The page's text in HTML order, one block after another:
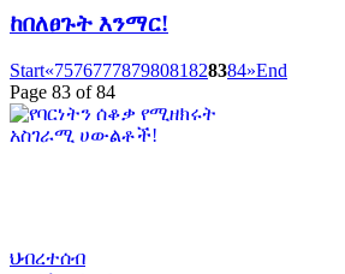
ከበለፀጉት እንማር!
Start«75767778798081828384»End
Page 83 of 84
ህብረተሰብ